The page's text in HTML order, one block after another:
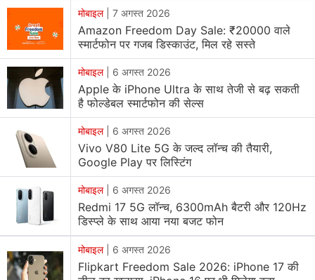
एक मीडियारिपोर्टमें बताया गया है कि US FCC की वेबसाइट पर
Samsung Galaxy Z Fold 8 की मॉडल नंबर - SM-F971U के
साथ लिस्टिंग हुई है। यह इस फोल्डेबल स्मार्टफोन का अमेरिका में लॉन्च
होने वाला वर्जन हो सकता है। इस लिस्टिंग से Samsung Galaxy
Z Fold 8 के कुछ स्पेसिफिकेशंस की जानकारी मिली है। इस
स्मार्टफोन में छोटा कवर डिस्प्ले और चौड़ी इंटरनल स्क्रीन हो सकती
है। इसमें दोनों डिस्प्ले पर कैमरा इंटीग्रेट हो सकते हैं। Samsung
Galaxy Z Fold 8 में Qualcomm का मॉडेम और स्मार्ट ट्रांसमिट
टेक्नोलॉजी है। इससे इस स्मार्टफोन में Snapdragon 8 Elite Gen
5 चिपसेट होने का संकेत मिल रहा है।
Samsung Galaxy Z Fold 8 में 50 मेगापिक्सल के दो कैमरा के
mAh की बैटरी 45 W वायर्ड चार्जिंग के लिए सपोर्ट के साथ हो सकती
है। हाल ही में ब्यूरो ऑफ इंडियन स्टैंडर्ड्स (BIS) की वेबसाइट पर
मोबाइल| 7 अगस्त 2026
Amazon Freedom Day Sale: ₹20000 वाले
स्मार्टफोन पर गजब डिस्काउंट, मिल रहे सस्ते
मोबाइल| 6 अगस्त 2026
Apple के iPhone Ultra के साथ तेजी से बढ़ सकती
है फोल्डेबल स्मार्टफोन की सेल्स
मोबाइल| 6 अगस्त 2026
Vivo V80 Lite 5G के जल्द लॉन्च की तैयारी,
Google Play पर लिस्टिंग
मोबाइल| 6 अगस्त 2026
Redmi 17 5G लॉन्च, 6300mAh बैटरी और 120Hz
डिस्प्ले के साथ आया नया बजट फोन
मोबाइल| 6 अगस्त 2026
Flipkart Freedom Sale 2026: iPhone 17 की